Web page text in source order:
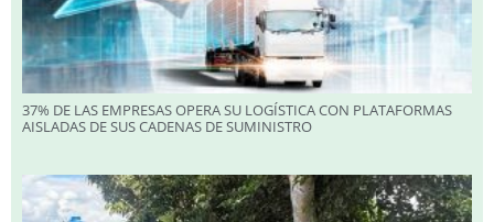
37% DE LAS EMPRESAS OPERA SU LOGÍSTICA CON PLATAFORMAS
AISLADAS DE SUS CADENAS DE SUMINISTRO